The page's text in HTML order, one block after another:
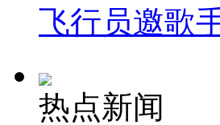
飞行员邀歌
热点新闻